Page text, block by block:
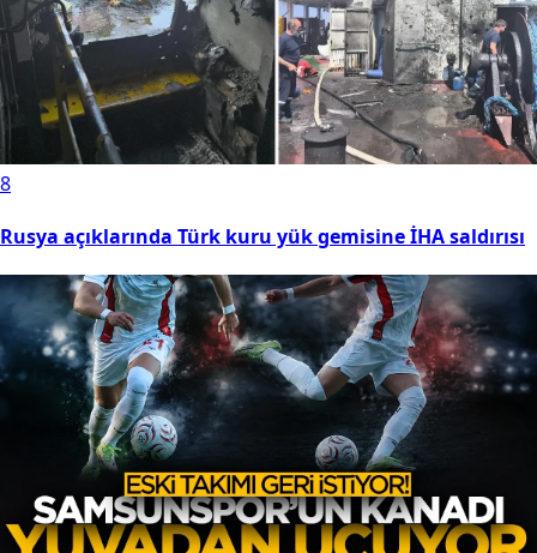
8
Rusya açıklarında Türk kuru yük gemisine İHA saldırısı